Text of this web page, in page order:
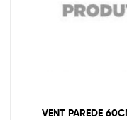
VENT PAREDE